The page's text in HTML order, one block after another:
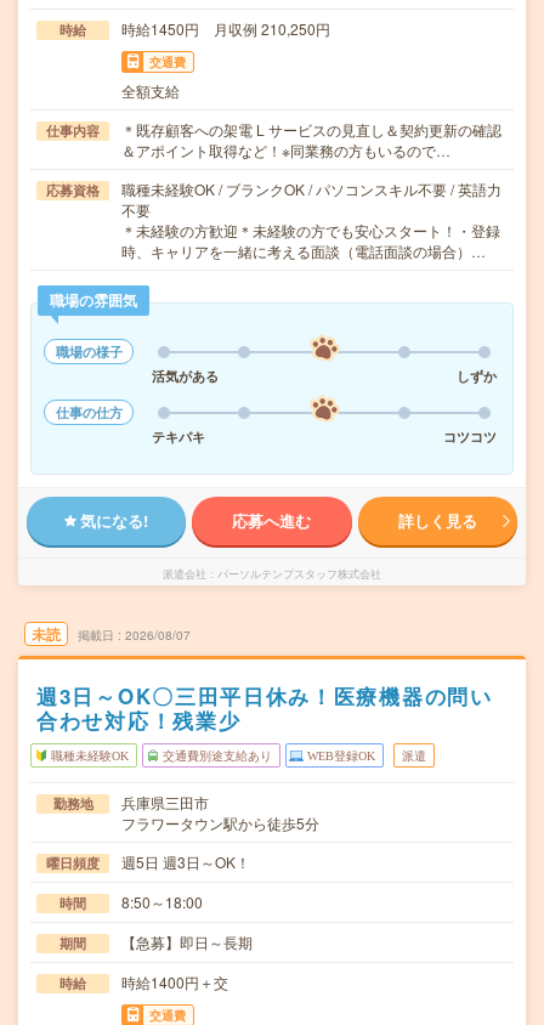
時給 時給1450円 月収例 210,250円
交通費
全額支給
仕事内容
＊既存顧客への架電 L サービスの見直し＆契約更新の確認
＆アポイント取得など！※同業務の方もいるので…
応募資格
職種未経験OK / ブランクOK / パソコンスキル不要 / 英語力
不要
＊未経験の方歓迎＊未経験の方でも安心スタート！・登録
時、キャリアを一緒に考える面談（電話面談の場合）…
職場の雰囲気
職場の様子
活気がある
しずか
仕事の仕方
テキパキ
コツコツ
気になる! 応募へ進む 詳しく見る
派遣会社 パーソルテンプスタッフ株式会社
未読 掲載日 2026/08/07
週3日～OK〇三田平日休み！医療機器の問い
合わせ対応！残業少
職種未経験OK 交通費別途支給あり WEB登録OK 派遣
勤務地
兵庫県三田市
フラワータウン駅から徒歩5分
曜日頻度 週5日 週3日～OK！
時間 8:50～18:00
期間 【急募】即日～長期
時給 時給1400円＋交
交通費